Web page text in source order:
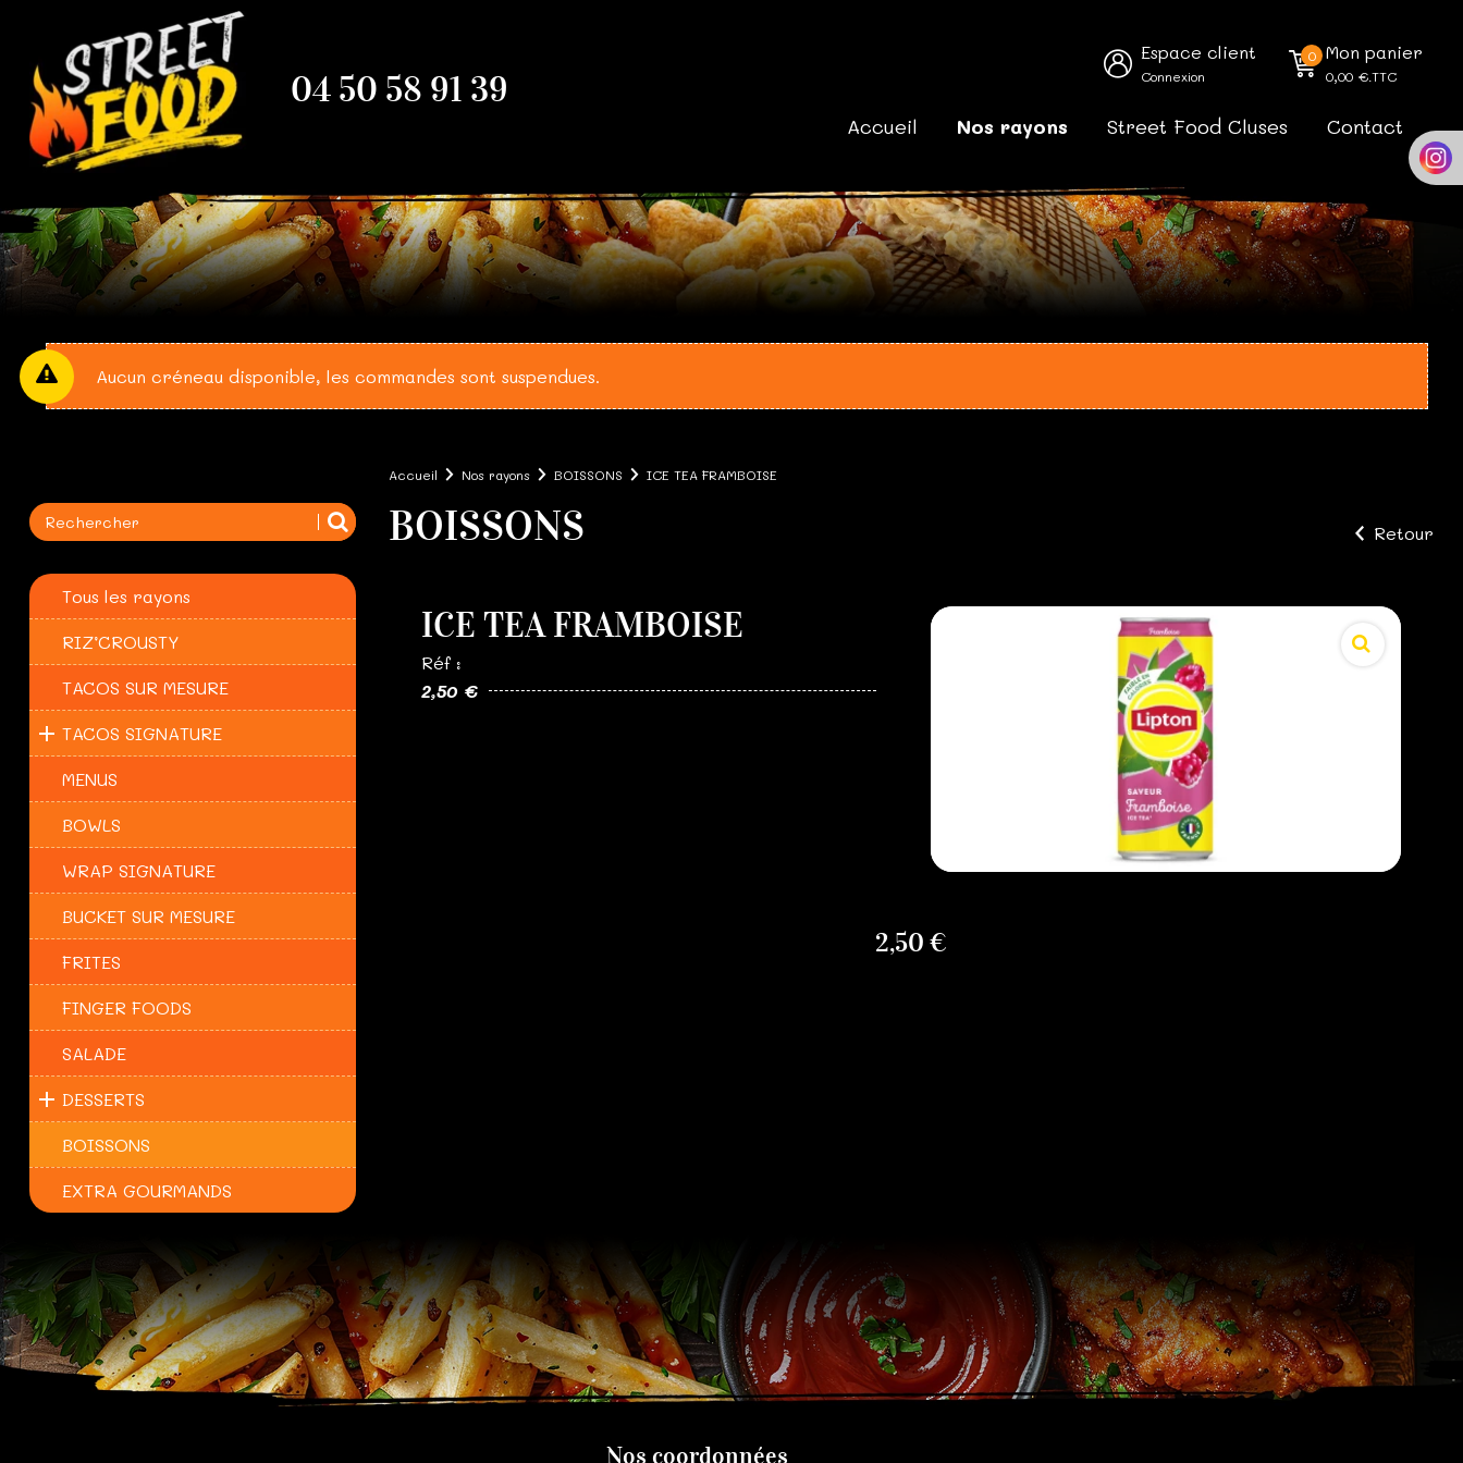
04 50 58 91 39
Espace client
Connexion
0 Mon panier
0,00 €.TTC
Accueil Nos rayons Street Food Cluses Contact
Aucun créneau disponible, les commandes sont suspendues.
Accueil Nos rayons BOISSONS ICE TEA FRAMBOISE
Tous les rayons
RIZ’CROUSTY
TACOS SUR MESURE
TACOS SIGNATURE
MENUS
BOWLS
WRAP SIGNATURE
BUCKET SUR MESURE
FRITES
FINGER FOODS
SALADE
DESSERTS
BOISSONS
EXTRA GOURMANDS
BOISSONS Retour
ICE TEA FRAMBOISE
Réf :
2,50 €
2,50 €
Nos coordonnées